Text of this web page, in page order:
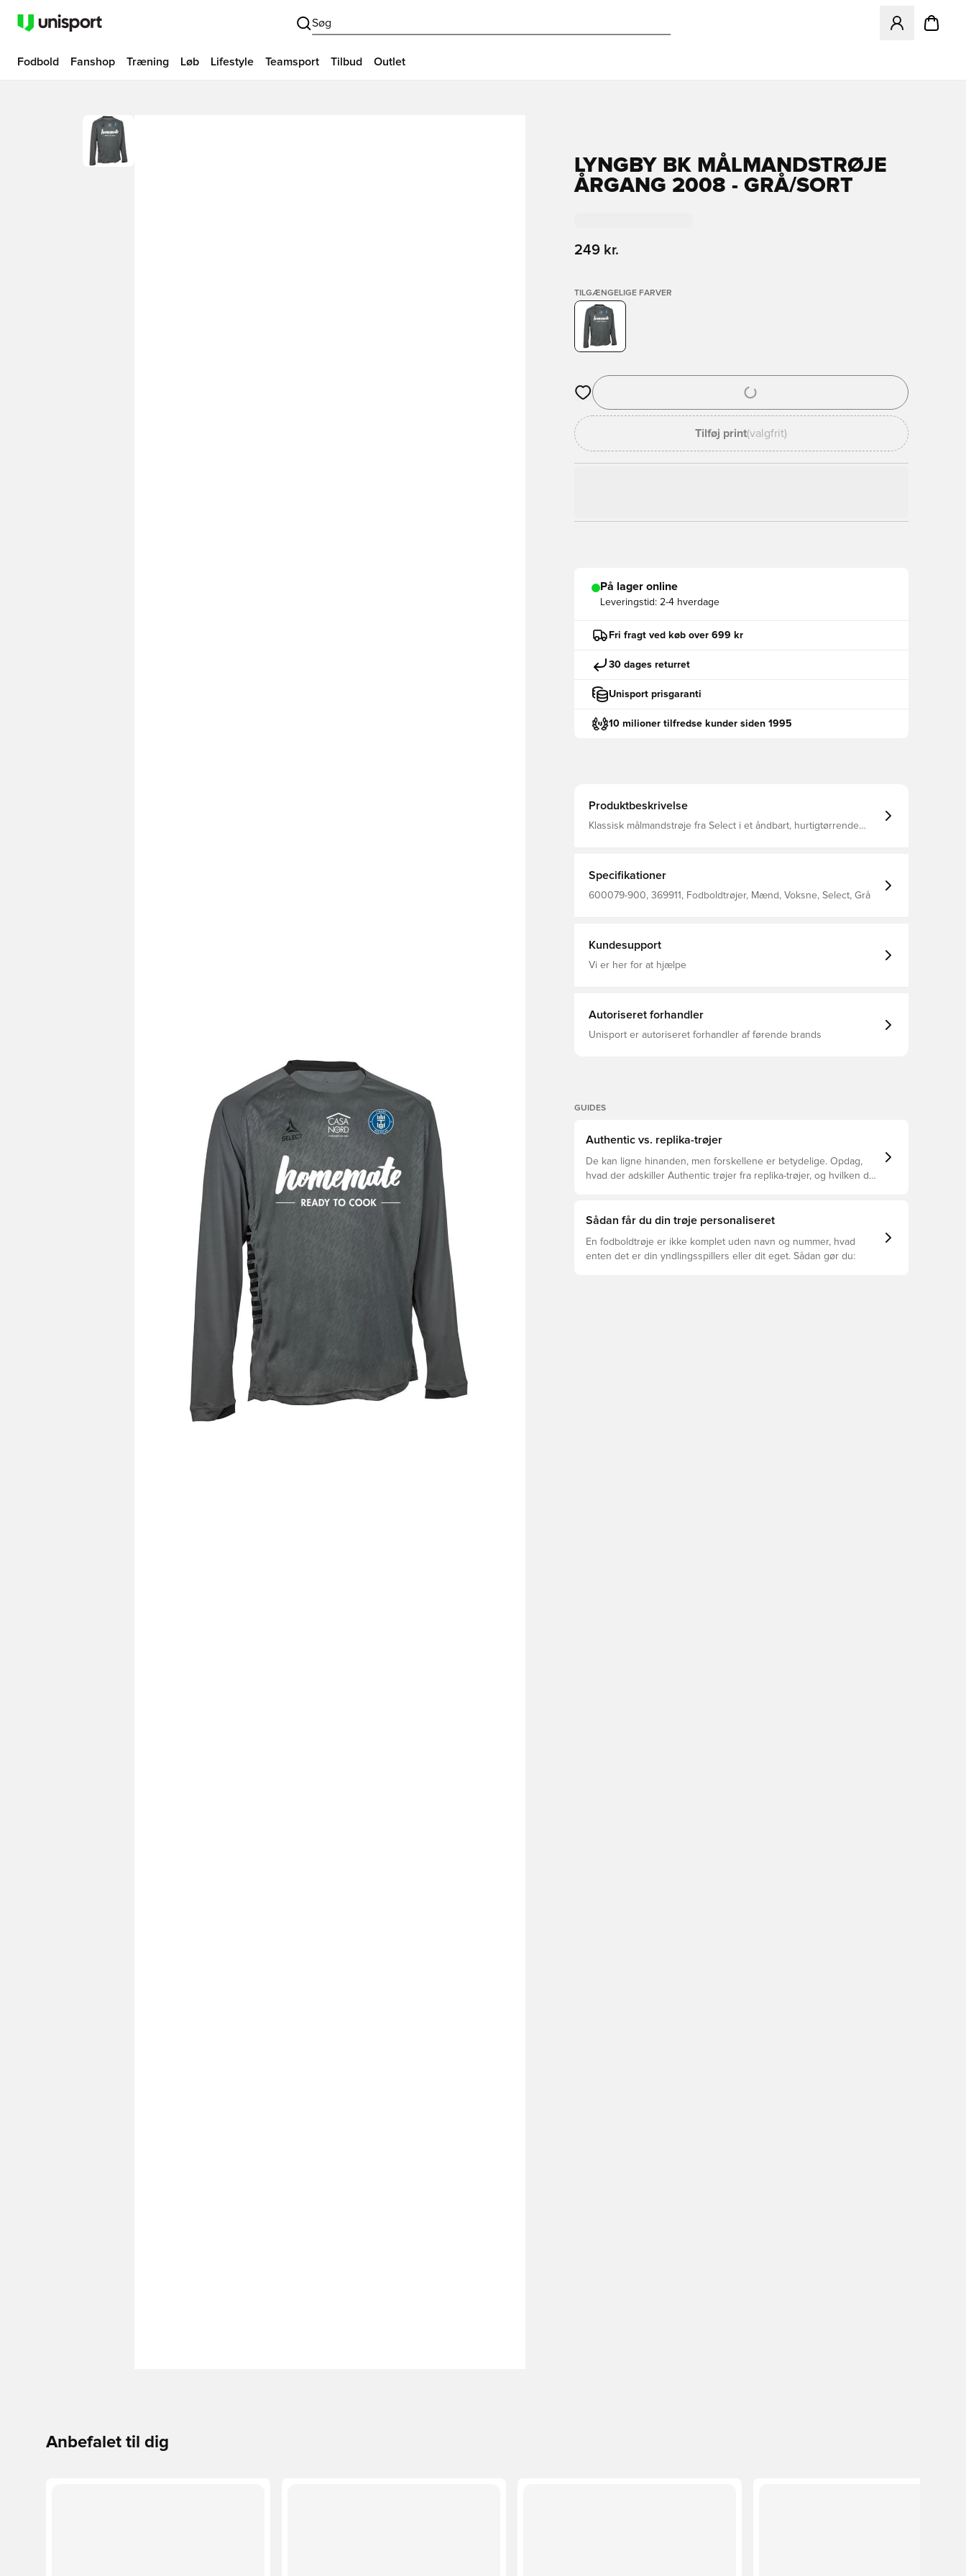
Søg
Åbner en
Fodbold Fanshop Træning Løb Lifestyle Teamsport Tilbud Outlet
LYNGBY BK MÅLMANDSTRØJE
ÅRGANG 2008 - GRÅ/SORT
249 kr.
TILGÆNGELIGE FARVER
Åbner en Modal til at logge ind eller tilmelde dig som medlem
Tilføj print(valgfrit)
På lager online
Leveringstid: 2-4 hverdage
Fri fragt ved køb over 699 kr
30 dages returret
Unisport prisgaranti
10 milioner tilfredse kunder siden 1995
Produktbeskrivelse
Klassisk målmandstrøje fra Select i et åndbart, hurtigtørrende
Specifikationer
600079-900, 369911, Fodboldtrøjer, Mænd, Voksne, Select, Grå
Kundesupport
Vi er her for at hjælpe
Autoriseret forhandler
Unisport er autoriseret forhandler af førende brands
GUIDES
Authentic vs. replika-trøjer
De kan ligne hinanden, men forskellene er betydelige. Opdag,
hvad der adskiller Authentic trøjer fra replika-trøjer, og hvilken der
Sådan får du din trøje personaliseret
En fodboldtrøje er ikke komplet uden navn og nummer, hvad
enten det er din yndlingsspillers eller dit eget. Sådan gør du:
Anbefalet til dig